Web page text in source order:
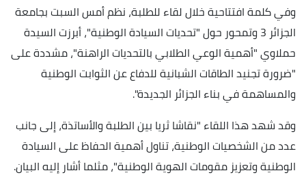
وفي كلمة افتتاحية خلال لقاء للطلبة، نظم أمس السبت بجامعة
الجزائر 3 وتمحور حول "تحديات السيادة الوطنية"، أبرزت السيدة
حملاوي "أهمية الوعي الطلابي بالتحديات الراهنة"، مشددة على
"ضرورة تجنيد الطاقات الشبانية للدفاع عن الثوابت الوطنية
والمساهمة في بناء الجزائر الجديدة".
وقد شهد هذا اللقاء "نقاشا ثريا بين الطلبة والأساتذة، إلى جانب
عدد من الشخصيات الوطنية، تناول أهمية الحفاظ على السيادة
الوطنية وتعزيز مقومات الهوية الوطنية"، مثلما أشار إليه البيان.